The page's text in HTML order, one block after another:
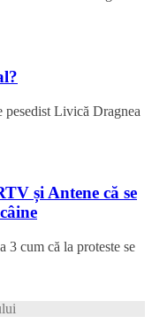
Livică Dragnea
și Antene că se
cum că la proteste se